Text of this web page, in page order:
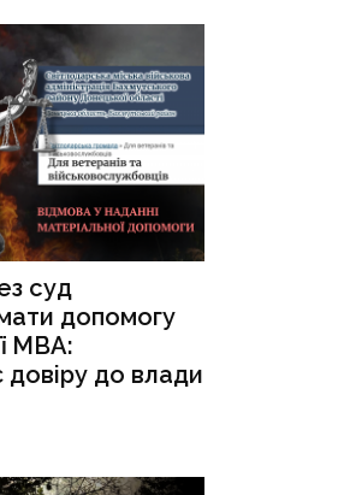
суд
допомогу
МВА:
до влади